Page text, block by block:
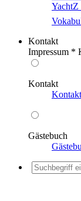
YachtZ
Kontakt
Impressum *
Kontakt
Gästebuch